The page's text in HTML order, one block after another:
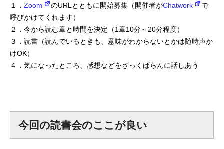
１． Zoom のURLとともに開始募集（開催者がChatwork
で
呼びかけてくれます）
２．今から読む章と時間を決定（1章10分～20分程度）
３．読書（読んでいるときも、意味がわからないとかは随時声か
けOK）
４．気になったところ、感想などをざっくばらんに話しあう
今回の読書会のここが良い